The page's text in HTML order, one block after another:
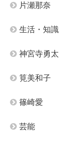
片瀬那奈
生活・知識
神宮寺勇太
筧美和子
篠崎愛
芸能